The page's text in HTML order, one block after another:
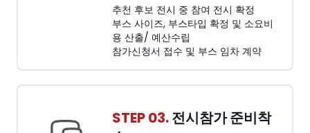
추천 후보 전시 중 참여 전시 확정
부스 사이즈, 부스타입 확정 및 소요비
용 산출/ 예산수립
참가신청서 접수 및 부스 임차 계약
STEP 03.전시참가 준비착